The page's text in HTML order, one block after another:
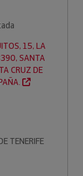
15, LA
SANTA
CRUZ DE
TENERIFE